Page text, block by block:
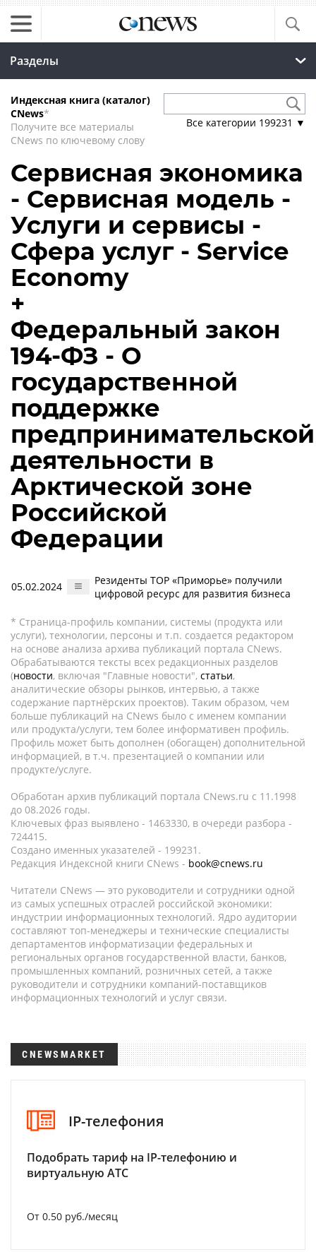
Разделы
Индексная книга (каталог)
CNews*
Получите все материалы
CNews по ключевому слову
Все категории 199231 ▼
Сервисная экономика
- Сервисная модель -
Услуги и сервисы -
Сфера услуг - Service
Economy
+
Федеральный закон
194-ФЗ - О
государственной
поддержке
предпринимательской
деятельности в
Арктической зоне
Российской
Федерации
05.02.2024
Резиденты ТОР «Приморье» получили
цифровой ресурс для развития бизнеса
* Страница-профиль компании, системы (продукта или
услуги), технологии, персоны и т.п. создается редактором
на основе анализа архива публикаций портала CNews.
Обрабатываются тексты всех редакционных разделов
(новости, включая "Главные новости", статьи,
аналитические обзоры рынков, интервью, а также
содержание партнёрских проектов). Таким образом, чем
больше публикаций на CNews было с именем компании
или продукта/услуги, тем более информативен профиль.
Профиль может быть дополнен (обогащен) дополнительной
информацией, в т.ч. презентацией о компании или
продукте/услуге.
Обработан архив публикаций портала CNews.ru c 11.1998
до 08.2026 годы.
Ключевых фраз выявлено - 1463330, в очереди разбора -
724415.
Создано именных указателей - 199231.
Редакция Индексной книги CNews - book@cnews.ru
Читатели CNews — это руководители и сотрудники одной
из самых успешных отраслей российской экономики:
индустрии информационных технологий. Ядро аудитории
составляют топ-менеджеры и технические специалисты
департаментов информатизации федеральных и
региональных органов государственной власти, банков,
промышленных компаний, розничных сетей, а также
руководители и сотрудники компаний-поставщиков
информационных технологий и услуг связи.
CNEWSMARKET
IP-телефония
Подобрать тариф на IP-телефонию и
виртуальную АТС
От 0.50 руб./месяц